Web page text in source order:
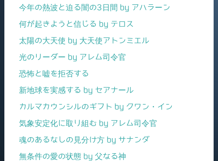
今年の熱波と迫る闇の3日間 by アハラーン
何が起きようと信じる by テロス
太陽の大天使 by 大天使アトンミエル
光のリーダー by アレム司令官
恐怖と嘘を拒否する
新地球を実感する by セアナール
カルマカウンシルのギフト by クワン・イン
気象安定化に取り組む by アレム司令官
魂のあるなしの見分け方 by サナンダ
無条件の愛の状態 by 父なる神